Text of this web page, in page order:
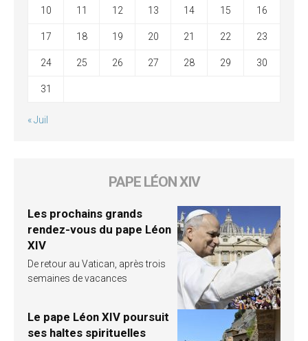
10 11 12 13 14 15 16
17 18 19 20 21 22 23
24 25 26 27 28 29 30
31
« Juil
PAPE LÉON XIV
Les prochains grands
rendez-vous du pape Léon
XIV
De retour au Vatican, après trois
semaines de vacances
Le pape Léon XIV poursuit
ses haltes spirituelles